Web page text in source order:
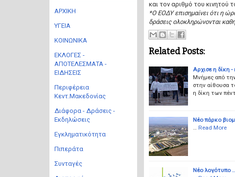
και τον αριθμό του κινητού
*Ο ΕΟΔΥ επισημαίνει ότι η
δράσεις ολοκληρώνονται
Related Posts:
Αρχισε η δίκη
Μνήμες από
στην αίθουσα
η δίκη των
Νέο πάρκο
Read More
Νέο λογότυπο
ΑΡΧΙΚΗ
ΥΓΕΙΑ
ΚΟΙΝΩΝΙΚΑ
ΕΚΛΟΓΕΣ -
ΑΠΟΤΕΛΕΣΜΑΤΑ -
ΕΙΔΗΣΕΙΣ
Περιφέρεια
Κεντ.Μακεδονίας
Διάφορα - Δράσεις -
Εκδηλώσεις
Εγκληματικότητα
Πιπεράτα
Συνταγές